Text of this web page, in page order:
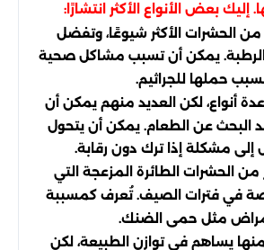
إليك بعض الأنواع الأكثر انتشارًا:
من الحشرات الأكثر شيوعًا، وتفضل
والرطبة. يمكن أن تسبب مشاكل صحية
حملها للجراثيم.
أنواع، لكن العديد منهم يمكن أن
البحث عن الطعام. يمكن أن يتحول
إلى مشكلة إذا ترك دون رقابة.
من الحشرات الطائرة المزعجة التي
في فترات الصيف. تُعرف كمسببة
مثل حمى الضنك.
منها يساهم في توازن الطبيعة، لكن